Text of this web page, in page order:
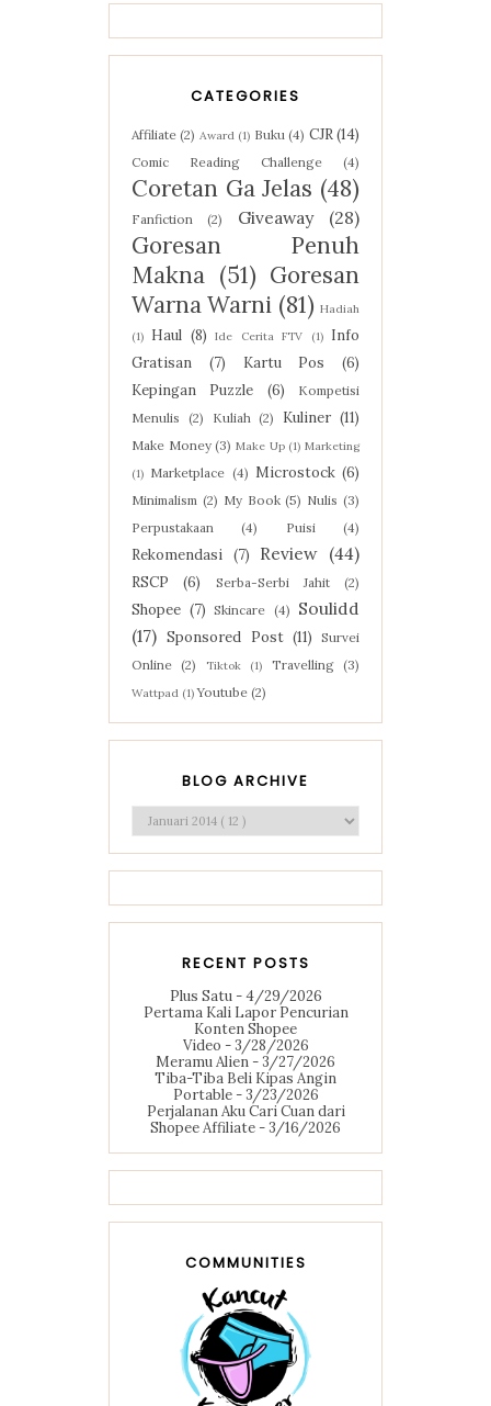
CATEGORIES
Affiliate (2) Award (1) Buku (4) CJR (14)
Comic Reading Challenge (4)
Coretan Ga Jelas (48)
Fanfiction (2) Giveaway (28)
Goresan Penuh
Makna (51) Goresan
Warna Warni (81) Hadiah
(1)
Haul (8) Ide Cerita FTV (1)
Info
Gratisan
(7) Kartu Pos
(6)
Kepingan Puzzle
(6)
Kompetisi
Menulis (2) Kuliah (2) Kuliner (11)
Make Money (3) Make Up (1) Marketing
(1) Marketplace (4) Microstock (6)
Minimalism (2) My Book (5) Nulis (3)
Perpustakaan
(4) Puisi (4)
Rekomendasi (7) Review (44)
RSCP (6) Serba-Serbi Jahit (2)
Shopee (7) Skincare (4) Soulidd
(17) Sponsored Post (11) Survei
Online (2) Tiktok (1) Travelling (3)
Wattpad (1) Youtube (2)
BLOG ARCHIVE
RECENT POSTS
Plus Satu- 4/29/2026
Pertama Kali Lapor Pencurian
Konten Shopee
Video - 3/28/2026
Meramu Alien - 3/27/2026
Tiba-Tiba Beli Kipas Angin
Portable- 3/23/2026
Perjalanan Aku Cari Cuan dari
Shopee Affiliate - 3/16/2026
COMMUNITIES